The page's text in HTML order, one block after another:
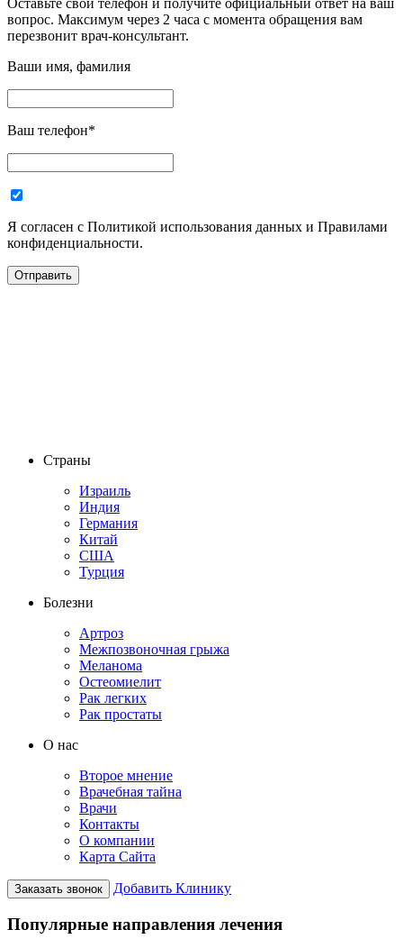
вопрос. Максимум через 2 часа с момента обращения вам
перезвонит врач-консультант.
Ваши имя, фамилия
Ваш телефон*
Я согласен с Политикой использования данных и Правилами
конфиденциальности.
Страны
Израиль
Индия
Германия
Китай
США
Турция
Болезни
Артроз
Межпозвоночная грыжа
Меланома
Остеомиелит
Рак легких
Рак простаты
О нас
Второе мнение
Врачебная тайна
Врачи
Контакты
О компании
Карта Сайта
Заказать звонок Добавить Клинику
Популярные направления лечения